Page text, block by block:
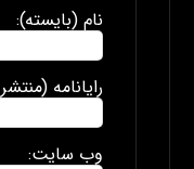
نام (بایسته):
رایانامه
وب سایت: